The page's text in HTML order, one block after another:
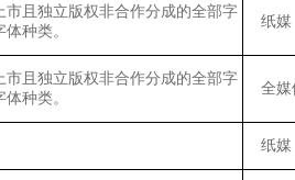
市且独立版权非合作分成的全部字
种类。
纸媒
市且独立版权非合作分成的全部字
种类。
全媒
纸媒